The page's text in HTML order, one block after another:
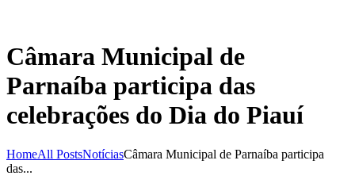
Câmara Municipal de
Parnaíba participa das
celebrações do Dia do Piauí
HomeAll PostsNotíciasCâmara Municipal de Parnaíba participa
das...